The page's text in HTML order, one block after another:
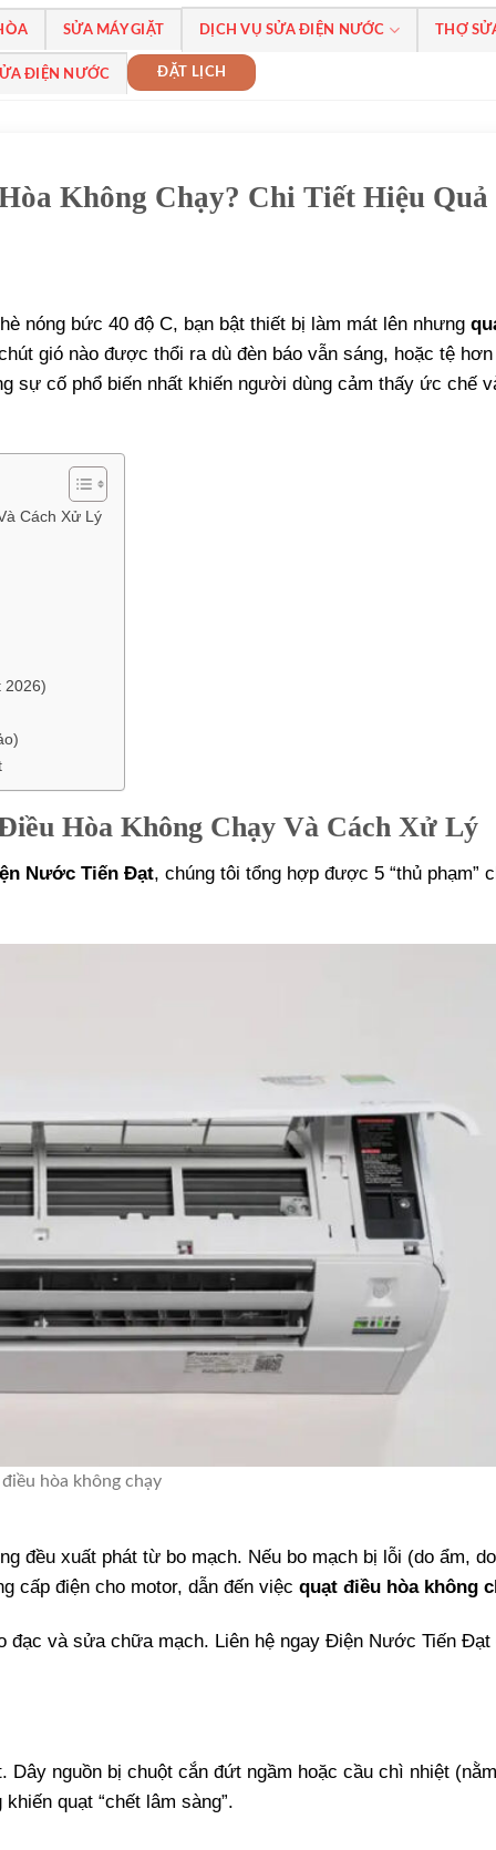
SỬA MÁY GIẶT DỊCH VỤ SỬA ĐIỆN NƯỚC THỢ
ĐIỆN NƯỚC ĐẶT LỊCH
Không Chạy? Chi Tiết Hiệu Quả
nóng bức 40 độ C, bạn bật thiết bị làm mát lên nhưng
gió nào được thổi ra dù đèn báo vẫn sáng, hoặc tệ
sự cố phổ biến nhất khiến người dùng cảm thấy ức chế
Cách Xử Lý
2026)
Hòa Không Chạy Và Cách Xử Lý
Nước Tiến Đạt, chúng tôi tổng hợp được 5 “thủ phạm”
hòa không chạy
đều xuất phát từ bo mạch. Nếu bo mạch bị lỗi (do ẩm,
cấp điện cho motor, dẫn đến việc quạt điều hòa không
đạc và sửa chữa mạch. Liên hệ ngay Điện Nước Tiến Đạt
nguồn bị chuột cắn đứt ngầm hoặc cầu chì nhiệt
quạt “chết lâm sàng”.